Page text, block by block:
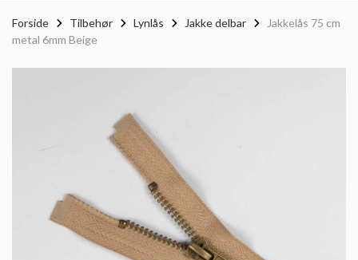
Forside Tilbehør Lynlås Jakke delbar
Jakkelås 75 cm
metal 6mm Beige